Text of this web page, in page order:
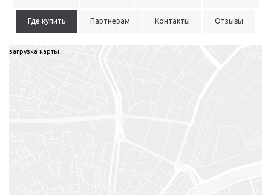
Где купить Партнерам Контакты Отзывы
загрузка карты...